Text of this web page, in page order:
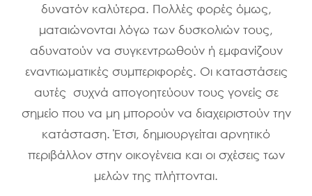
δυνατόν καλύτερα. Πολλές φορές όμως,
ματαιώνονται λόγω των δυσκολιών τους,
αδυνατούν να συγκεντρωθούν ή εμφανίζουν
εναντιωματικές συμπεριφορές. Οι καταστάσεις
αυτές συχνά απογοητεύουν τους γονείς σε
σημείο που να μη μπορούν να διαχειριστούν την
κατάσταση. Έτσι, δημιουργείται αρνητικό
περιβάλλον στην οικογένεια και οι σχέσεις των
μελών της πλήττονται.